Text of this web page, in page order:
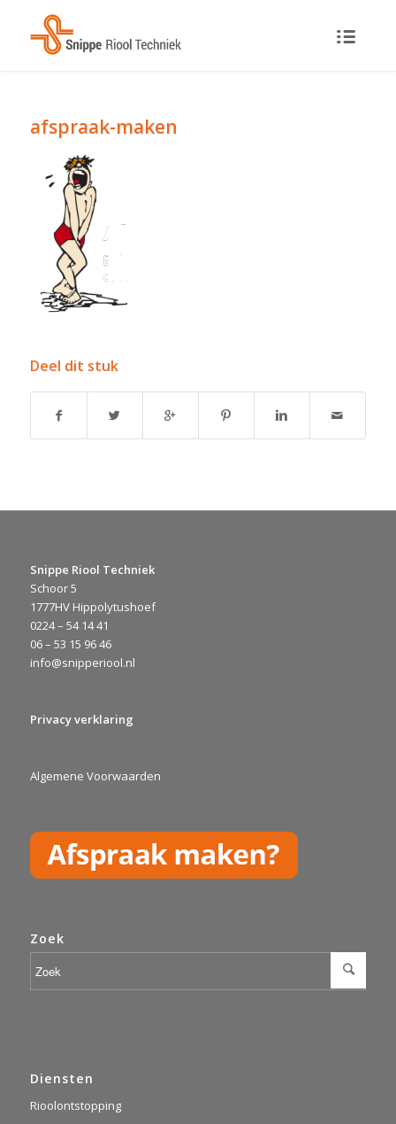
afspraak-maken
Deel dit stuk
Snippe Riool Techniek
Schoor 5
1777HV Hippolytushoef
0224 – 54 14 41
06 – 53 15 96 46
info@snipperiool.nl
Privacy verklaring
Algemene Voorwaarden
Zoek
Diensten
Rioolontstopping